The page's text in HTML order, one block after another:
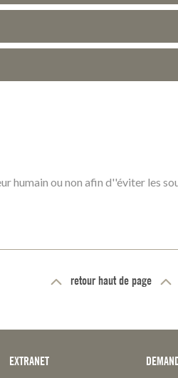
humain ou non afin d''éviter les
retour haut de page
EXTRANET